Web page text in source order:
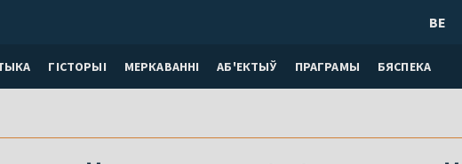
ГІСТОРЫІ МЕРКАВАННI АБ'ЕКТЫЎ ПРАГРАМЫ БЯСПЕКА
BE